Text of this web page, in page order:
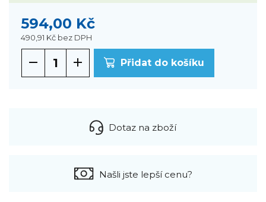
594,00 Kč
490,91 Kč bez DPH
Přidat do košíku
Dotaz na zboží
Našli jste lepší cenu?